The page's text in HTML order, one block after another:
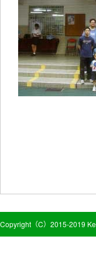
Copyright（C）2015-2019